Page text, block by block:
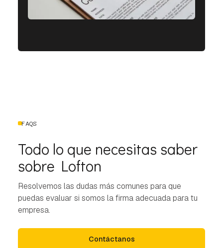
FAQS
Todo lo que necesitas saber
sobre Lofton
Resolvemos las dudas más comunes para que
puedas evaluar si somos la firma adecuada para tu
empresa.
Contáctanos